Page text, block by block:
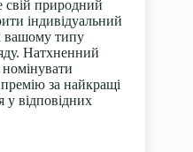
свій природний
індивідуальний
вашому типу
Натхненний
за найкращі
у відповідних